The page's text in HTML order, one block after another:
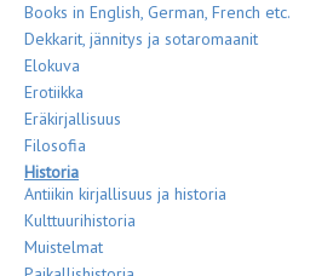
Books in English, German, French etc.
Dekkarit, jännitys ja sotaromaanit
Elokuva
Erotiikka
Eräkirjallisuus
Filosofia
Historia
Antiikin kirjallisuus ja historia
Kulttuurihistoria
Muistelmat